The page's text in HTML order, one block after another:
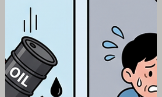
애플이 구글의 AI 인프라를 활용한 저비용
고효율 전략을 인정받아 장중 역사상 최초
로 시가총액 5조 달러 고지를 터치 7월 소
비자신뢰지수가 예상치를 밑돌며 고용 시
장 경계감을 나타냈으나 5월 주택가격지수
와 리치먼드 연은 제조업 지수는 시장 기대
치를 상회하는 혼조세 연출 미국 주식 시황
▶ 국제 유가 급락과 다우 산업평균지수 상